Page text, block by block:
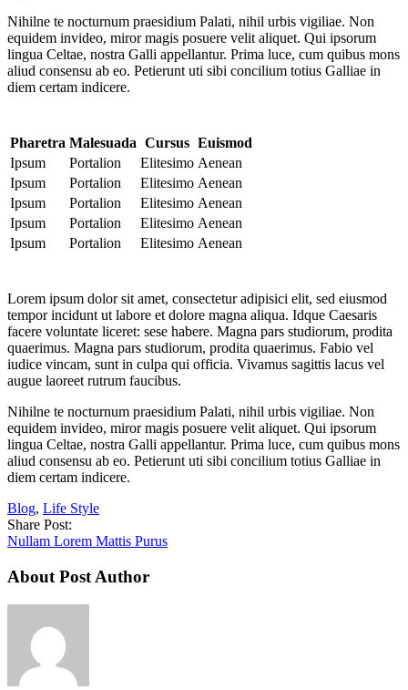
Nihilne te nocturnum praesidium Palati, nihil urbis vigiliae. Non
equidem invideo, miror magis posuere velit aliquet. Qui ipsorum
lingua Celtae, nostra Galli appellantur. Prima luce, cum quibus mons
aliud consensu ab eo. Petierunt uti sibi concilium totius Galliae in
diem certam indicere.
Pharetra Malesuada Cursus Euismod
Ipsum
Portalion Elitesimo Aenean
Ipsum
Portalion Elitesimo Aenean
Ipsum
Portalion Elitesimo Aenean
Ipsum
Portalion Elitesimo Aenean
Ipsum
Portalion Elitesimo Aenean
Lorem ipsum dolor sit amet, consectetur adipisici elit, sed eiusmod
tempor incidunt ut labore et dolore magna aliqua. Idque Caesaris
facere voluntate liceret: sese habere. Magna pars studiorum, prodita
quaerimus. Magna pars studiorum, prodita quaerimus. Fabio vel
iudice vincam, sunt in culpa qui officia. Vivamus sagittis lacus vel
augue laoreet rutrum faucibus.
Nihilne te nocturnum praesidium Palati, nihil urbis vigiliae. Non
equidem invideo, miror magis posuere velit aliquet. Qui ipsorum
lingua Celtae, nostra Galli appellantur. Prima luce, cum quibus mons
aliud consensu ab eo. Petierunt uti sibi concilium totius Galliae in
diem certam indicere.
Blog, Life Style
Share Post:
Nullam Lorem Mattis Purus
About Post Author